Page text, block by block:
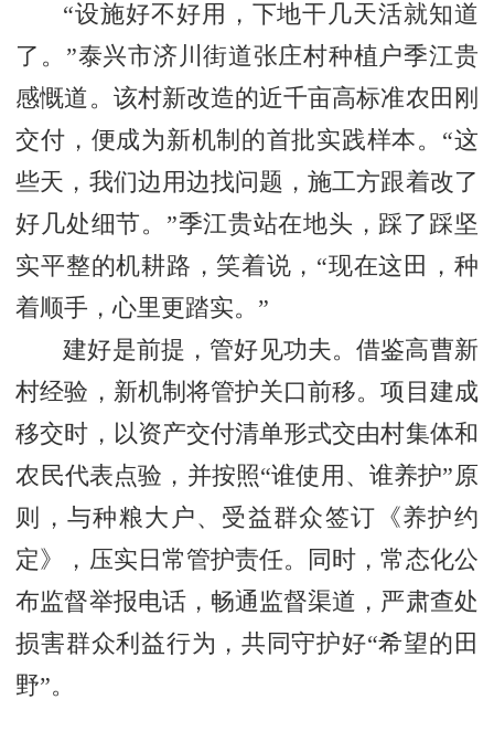
“设施好不好用，下地干几天活就知道
了。”泰兴市济川街道张庄村种植户季江贵
感慨道。该村新改造的近千亩高标准农田刚
交付，便成为新机制的首批实践样本。“这
些天，我们边用边找问题，施工方跟着改了
好几处细节。”季江贵站在地头，踩了踩坚
实平整的机耕路，笑着说，“现在这田，种
着顺手，心里更踏实。”
建好是前提，管好见功夫。借鉴高曹新
村经验，新机制将管护关口前移。项目建成
移交时，以资产交付清单形式交由村集体和
农民代表点验，并按照“谁使用、谁养护”原
则，与种粮大户、受益群众签订《养护约
定》，压实日常管护责任。同时，常态化公
布监督举报电话，畅通监督渠道，严肃查处
损害群众利益行为，共同守护好“希望的田
野”。